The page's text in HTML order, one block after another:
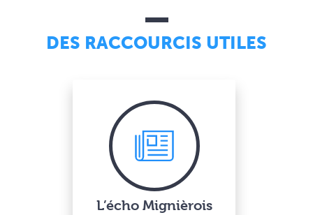
DES RACCOURCIS UTILES
L’écho Mignièrois